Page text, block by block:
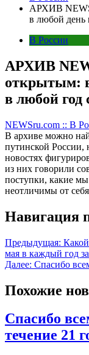
АРХИВ
в любой день
В России
АРХИВ
открытым:
в любой год
NEWSru.com :: В
В архиве можно
путинской России,
новостях
из них говорили
поступки, какие
неотличимы от
Навигация
Предыдущая:
мая в каждый год
Далее: Спасибо
Похожие
Спасибо
течение 21